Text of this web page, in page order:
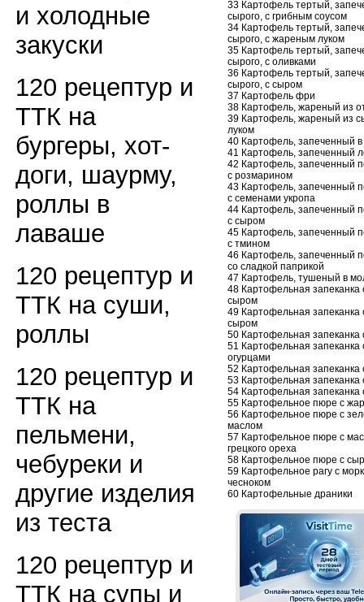
и холодные
закуски
120 рецептур и
ТТК на
бургеры, хот-
доги, шаурму,
роллы в
лаваше
120 рецептур и
ТТК на суши,
роллы
120 рецептур и
ТТК на
пельмени,
чебуреки и
другие изделия
из теста
120 рецептур и
ТТК на супы и
33 Картофель тертый,
сырого, с грибным соусом
34 Картофель тертый,
сырого, с жареным луком
35 Картофель тертый,
сырого, с оливками
36 Картофель тертый,
сырого, с сыром
37 Картофель фри
38 Картофель, жареный из
39 Картофель, жареный из
луком
40 Картофель, запеченный
41 Картофель, запеченный
42 Картофель, запеченный
с розмарином
43 Картофель, запеченный
с семенами укропа
44 Картофель, запеченный
с сыром
45 Картофель, запеченный
с тмином
46 Картофель, запеченный
со сладкой паприкой
47 Картофель, тушеный в
48 Картофельная запеканка
сыром
49 Картофельная запеканка
сыром
50 Картофельная запеканка
51 Картофельная запеканка
огурцами
52 Картофельная запеканка
53 Картофельная запеканка
54 Картофельная запеканка
55 Картофельное пюре с
56 Картофельное пюре с
маслом
57 Картофельное пюре с
грецкого ореха
58 Картофельное пюре с
59 Картофельное рагу с
чесноком
60 Картофельные драники